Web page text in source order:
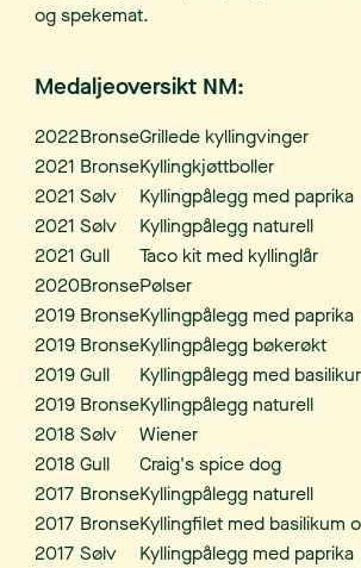
og spekemat.
Medaljeoversikt NM:
2022BronseGrillede kyllingvinger
2021 BronseKyllingkjøttboller
2021 Sølv
Kyllingpålegg med paprika
2021 Sølv
Kyllingpålegg naturell
2021 Gull
Taco kit med kyllinglår
2020BronsePølser
2019 BronseKyllingpålegg med paprika
2019 BronseKyllingpålegg bøkerøkt
2019Gull
Kyllingpålegg med
2019 BronseKyllingpålegg naturell
2018Sølv
Wiener
2018Gull
Craig's spice dog
2017 BronseKyllingpålegg naturell
2017 BronseKyllingfilet med basilikum
2017 Sølv
Kyllingpålegg med paprika